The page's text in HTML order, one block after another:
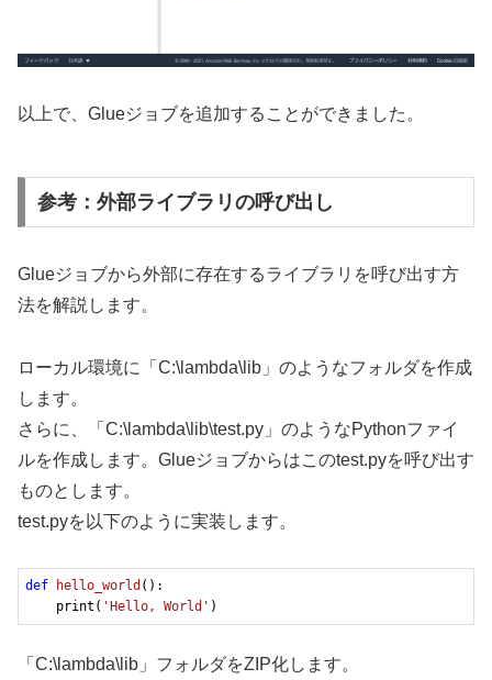
以上で、Glueジョブを追加することができました。
参考：外部ライブラリの呼び出し
Glueジョブから外部に存在するライブラリを呼び出す方
法を解説します。
ローカル環境に「C:\lambda\lib」のようなフォルダを作成
します。
さらに、「C:\lambda\lib\test.py」のようなPythonファイ
ルを作成します。Glueジョブからはこのtest.pyを呼び出す
ものとします。
test.pyを以下のように実装します。
def hello_world () :
    print(
'Hello, World' )
「C:\lambda\lib」フォルダをZIP化します。